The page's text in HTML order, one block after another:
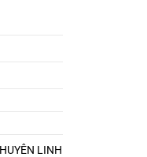
LINH